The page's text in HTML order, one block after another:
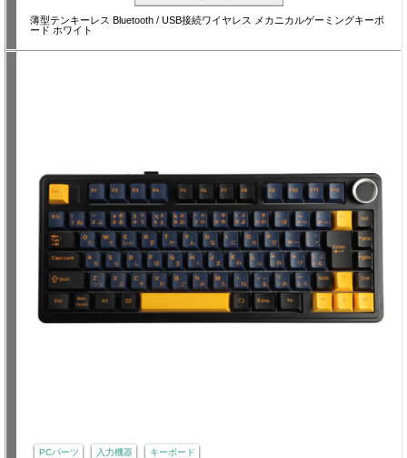
薄型テンキーレス Bluetooth / USB接続ワイヤレス メカニカルゲーミングキーボ
ード ホワイト
PCパーツ 入力機器 キーボード